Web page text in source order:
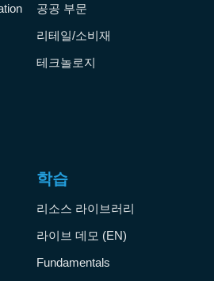
공공 부문
리테일/소비재
테크놀로지
학습
리소스 라이브러리
라이브 데모 (EN)
Fundamentals